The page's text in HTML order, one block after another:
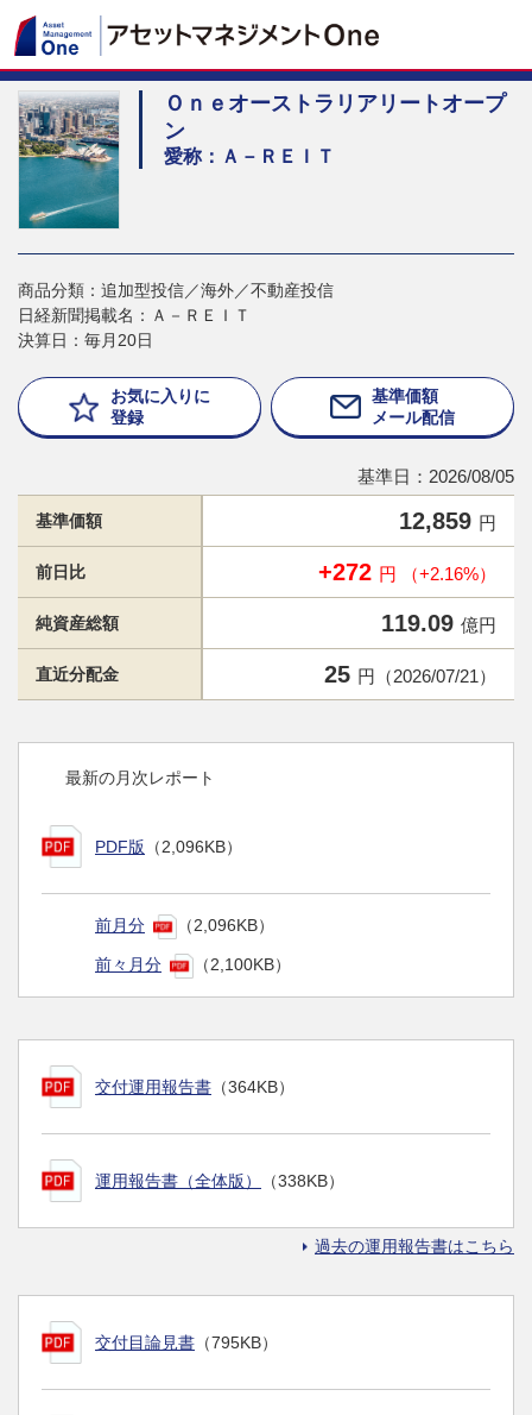
Ｏｎｅオーストラリアリートオープ
ン
愛称：Ａ－ＲＥＩＴ
商品分類：追加型投信／海外／不動産投信
日経新聞掲載名：Ａ－ＲＥＩＴ
決算日：毎月20日
お気に入りに
登録
基準価額
メール配信
基準日：2026/08/05
基準価額 12,859 円
前日比 +272 円 （+2.16%）
純資産総額 119.09 億円
直近分配金 25 円（2026/07/21）
最新の月次レポート
PDF版 （2,096KB）
前月分 （2,096KB）
前々月分 （2,100KB）
交付運用報告書 （364KB）
運用報告書（全体版） （338KB）
過去の運用報告書はこちら
交付目論見書 （795KB）